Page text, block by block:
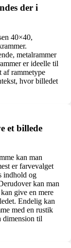
der i
40×40,
metalrammer
er ideelle til
af rammetype
hvor billedet
et billede
kan man
er farvevalget
indhold og
kan man
give en mere
Endelig kan
med en rustik
dimension til